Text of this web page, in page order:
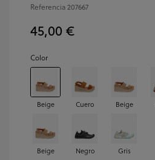
Referencia207667
45,00 €
Color
Beige Cuero Beige
Beige Negro Gris